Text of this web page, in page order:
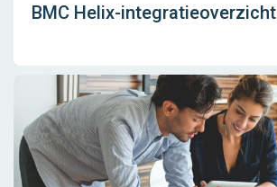
BMC Helix-integratieoverzicht